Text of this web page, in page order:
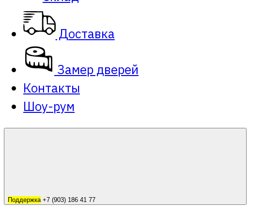
Доставка
Замер дверей
Контакты
Шоу-рум
Поддержка+7 (903) 186 41 77